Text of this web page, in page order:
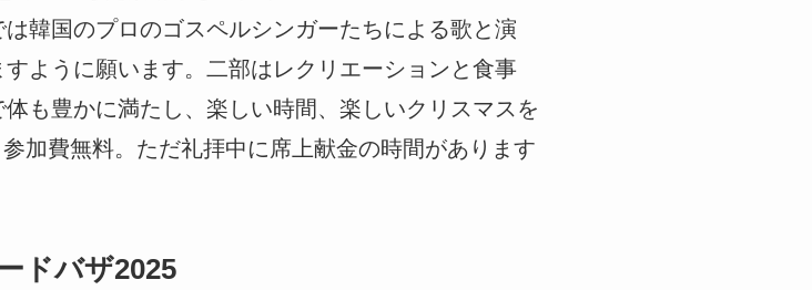
韓国のプロのゴスペルシンガーたちによる歌と演
ように願います。二部はレクリエーションと食事
も豊かに満たし、楽しい時間、楽しいクリスマスを
だ礼拝中に席上献金の時間があります
ドバザ2025